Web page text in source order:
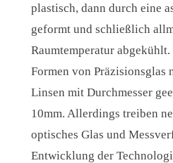
plastisch, dann durch eine
geformt und schließlich
Raumtemperatur
Formen von Präzisionsglas
Linsen mit Durchmesser
10mm. Allerdings treiben
optisches Glas und
Entwicklung der